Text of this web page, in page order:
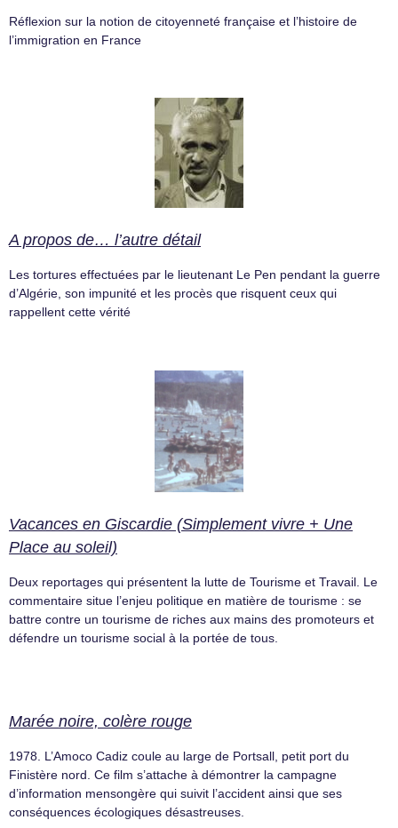
Réflexion sur la notion de citoyenneté française et l’histoire de
l’immigration en France
A propos de… l’autre détail
Les tortures effectuées par le lieutenant Le Pen pendant la guerre
d’Algérie, son impunité et les procès que risquent ceux qui
rappellent cette vérité
Vacances en Giscardie (Simplement vivre + Une
Place au soleil)
Deux reportages qui présentent la lutte de Tourisme et Travail. Le
commentaire situe l’enjeu politique en matière de tourisme : se
battre contre un tourisme de riches aux mains des promoteurs et
défendre un tourisme social à la portée de tous.
Marée noire, colère rouge
1978. L’Amoco Cadiz coule au large de Portsall, petit port du
Finistère nord. Ce film s’attache à démontrer la campagne
d’information mensongère qui suivit l’accident ainsi que ses
conséquences écologiques désastreuses.